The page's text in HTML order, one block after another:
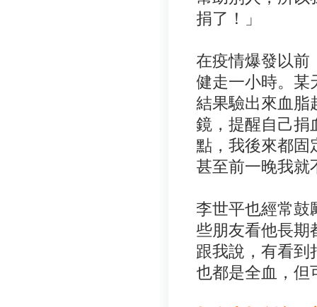
捐了！」
在疫情爆發以前
健走一小時。某
結果驗出來血脂
鏡，提醒自己捐
點，我後來都固
甚至前一晚我就
李世平也經常鼓
些朋友看他長期
跟我說，有看到
也都是全血，但